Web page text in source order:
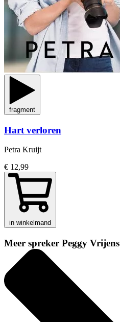
fragment
Hart verloren
Petra Kruijt
€ 12,99
in winkelmand
Meer spreker Peggy Vrijens